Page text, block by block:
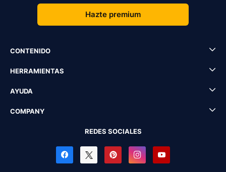
Hazte premium
CONTENIDO
HERRAMIENTAS
AYUDA
COMPANY
REDES SOCIALES